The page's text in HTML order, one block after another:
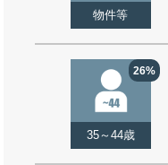
物件等
26%
35～44歳